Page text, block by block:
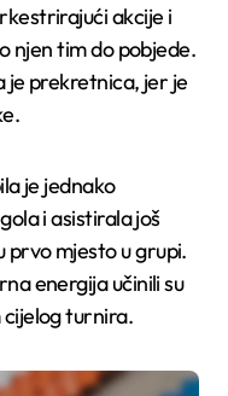
akcije i
njen tim do pobjede.
je prekretnica, jer je
je jednako
i asistirala još
prvo mjesto u grupi.
energija učinili su
turnira.